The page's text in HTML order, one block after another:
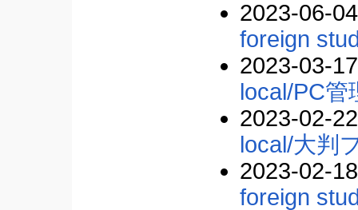
2023-06-
foreign
2023-03-
local/PC管
2023-02-
local/大判
2023-02-
foreign